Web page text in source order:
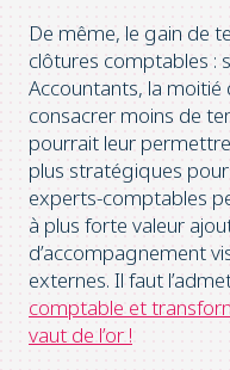
De même, le gain de
clôtures comptables :
Accountants, la
consacrer moins de
pourrait leur
plus stratégiques
experts-comptables
à plus forte valeur
d’accompagnement
externes. Il faut
comptable et
vaut de l’or !